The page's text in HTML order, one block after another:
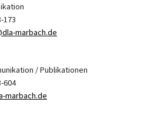
173
marbach.de
/ Publikationen
604
marbach.de